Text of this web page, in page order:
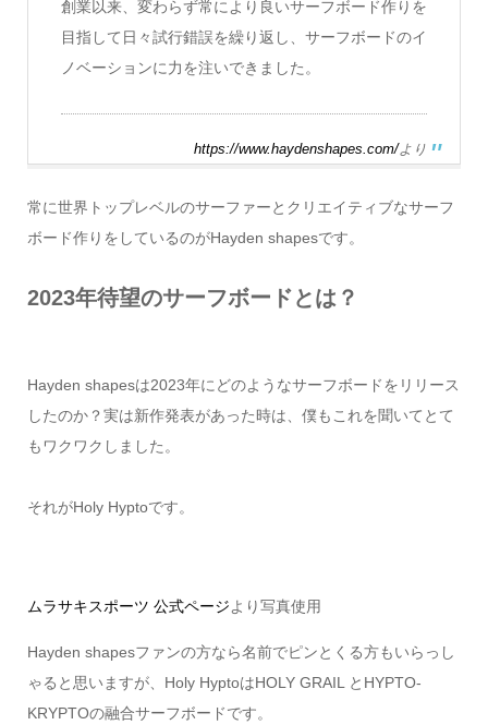
創業以来、変わらず常により良いサーフボード作りを
目指して日々試行錯誤を繰り返し、サーフボードのイ
ノベーションに力を注いできました。
https://www.haydenshapes.com/より
常に世界トップレベルのサーファーとクリエイティブなサーフ
ボード作りをしているのがHayden shapesです。
2023年待望のサーフボードとは？
Hayden shapesは2023年にどのようなサーフボードをリリース
したのか？実は新作発表があった時は、僕もこれを聞いてとて
もワクワクしました。
それがHoly Hyptoです。
ムラサキスポーツ 公式ページより写真使用
Hayden shapesファンの方なら名前でピンとくる方もいらっし
ゃると思いますが、Holy HyptoはHOLY GRAIL とHYPTO-
KRYPTOの融合サーフボードです。